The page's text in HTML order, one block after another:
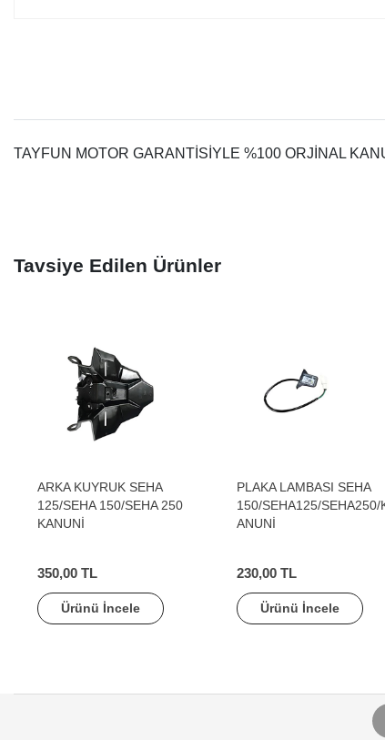
TAYFUN MOTOR GARANTİSİYLE %100 ORJİNAL
Tavsiye Edilen Ürünler
ARKA KUYRUK SEHA
125/SEHA 150/SEHA 250
KANUNİ
350,00 TL
Ürünü İncele
PLAKA LAMBASI SEHA
150/SEHA125/SEHA250/
ANUNİ
230,00 TL
Ürünü İncele